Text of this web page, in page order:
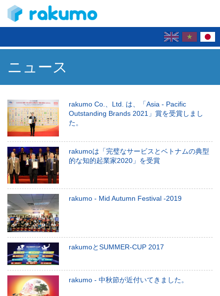
ニュース
rakumo Co.、Ltd. は、「Asia - Pacific
Outstanding Brands 2021」賞を受賞しまし
た。
rakumoは「完璧なサービスとベトナムの典型
的な知的起業家2020」を受賞
rakumo - Mid Autumn Festival -2019
rakumoとSUMMER-CUP 2017
rakumo - 中秋節が近付いてきました。